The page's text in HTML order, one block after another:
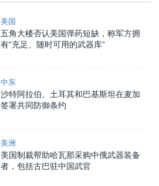
美国
五角大楼否认美国弹药短缺，称军方拥
有“充足、随时可用的武器库”
中东
沙特阿拉伯、土耳其和巴基斯坦在麦加
签署共同防御条约
美洲
美国制裁帮助哈瓦那采购中俄武器装备
者，包括古巴驻中国武官